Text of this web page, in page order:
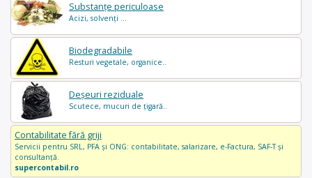
Substanțe periculoase
Acizi, solvenți ...
Biodegradabile
Resturi vegetale, organice..
Deșeuri reziduale
Scutece, mucuri de țigară..
Contabilitate fără griji
Servicii pentru SRL, PFA și ONG: contabilitate, salarizare, e-Factura, SAF-T și
consultanță.
supercontabil.ro